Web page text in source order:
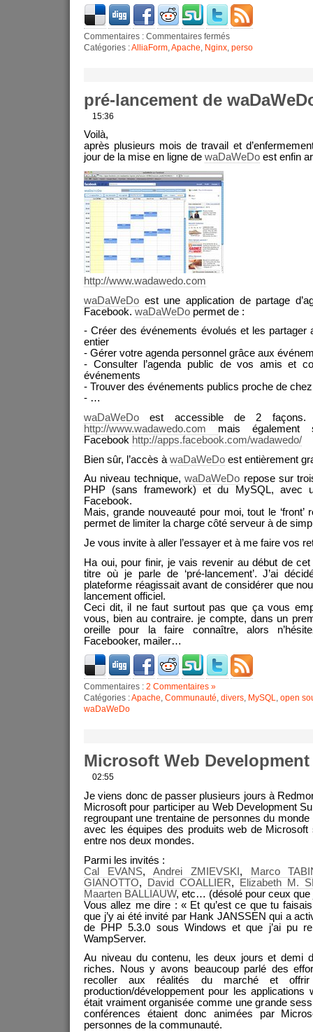
Commentaires : Commentaires fermés
Catégories :AlliaForm,Apache, Nginx, perso
pré-lancement de
15:36
Voilà,
après plusieurs mois de travail et
jour de la mise en ligne de waDaWeDo est enfin
http://www.wadawedo.com
waDaWeDo est une application de partage
Facebook. waDaWeDo permet de :
- Créer des événements évolués et les
entier
- Gérer votre agenda personnel grâce aux
- Consulter l’agenda public de vos amis et
événements
- Trouver des événements publics proche de
- …
waDaWeDo est accessible de 2 façons.
http://www.wadawedo.com mais également
Facebook http://apps.facebook.com/wadawedo/
Bien sûr, l’accès à waDaWeDo est entièrement
Au niveau technique,waDaWeDo repose sur
PHP (sans framework) et du MySQL, avec
Facebook.
Mais, grande nouveauté pour moi, tout le
permet de limiter la charge côté serveur à de
Je vous invite à aller l’essayer et à me faire vos
Ha oui, pour finir, je vais revenir au début de
titre où je parle de ‘pré-lancement’. J’ai
plateforme réagissait avant de considérer que
lancement officiel.
Ceci dit, il ne faut surtout pas que ça vous
vous, bien au contraire. je compte, dans un
oreille pour la faire connaître, alors
Facebooker, mailer…
Commentaires : 2 Commentaires »
Catégories :Apache, Communauté, divers, MySQL, open
waDaWeDo
Microsoft Web
02:55
Je viens donc de passer plusieurs jours à
Microsoft pour participer au Web Development
regroupant une trentaine de personnes du monde
avec les équipes des produits web de
entre nos deux mondes.
Parmi les invités :
Cal EVANS, Andrei ZMIEVSKI ,
Marco
GIANOTTO, David COALLIER,
Elizabeth M.
Maarten BALLIAUW, etc… (désolé pour ceux que
Vous allez me dire : « Et qu’est ce que tu
que j’y ai été invité par Hank JANSSEN qui a
de PHP 5.3.0 sous Windows et que j’ai pu
WampServer.
Au niveau du contenu, les deux jours et demi
riches. Nous y avons beaucoup parlé des
recoller aux réalités du marché et
production/développement pour les applications
était vraiment organisée comme une grande
conférences étaient donc animées par
personnes de la communauté.